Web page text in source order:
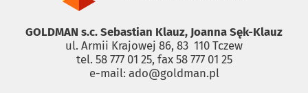
GOLDMAN s.c. Sebastian Klauz, Joanna Sęk-Klauz
ul. Armii Krajowej 86, 83 ­ 110 Tczew
tel. 58 777 01 25, fax 58 777 01 25
e-mail: ado@goldman.pl